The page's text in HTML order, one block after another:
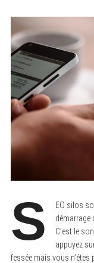
S
EO silos
démarrage
C’est le
appuyez
fessée.mais vous